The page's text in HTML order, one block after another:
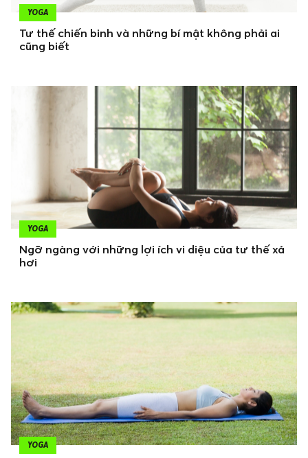
YOGA
Tư thế chiến binh và những bí mật không phải ai
cũng biết
YOGA
Ngỡ ngàng với những lợi ích vi diệu của tư thế xả
hơi
YOGA